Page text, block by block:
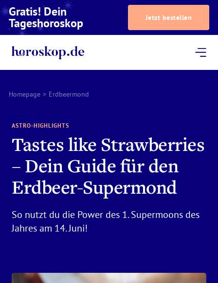
Gratis! Dein
Tageshoroskop Jetzt bestellen
Homepage > Erdbeermond
ASTRO-HIGHLIGHTS
Tastes like Strawberries
– Dein Guide für den
Erdbeer-Supermond
So nutzt du die Power des 1. Supermoons des
Jahres am 14. Juni!